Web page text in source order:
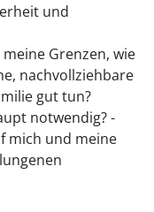
und
Grenzen, wie
nachvollziehbare
gut tun?
notwendig? -
mich und meine